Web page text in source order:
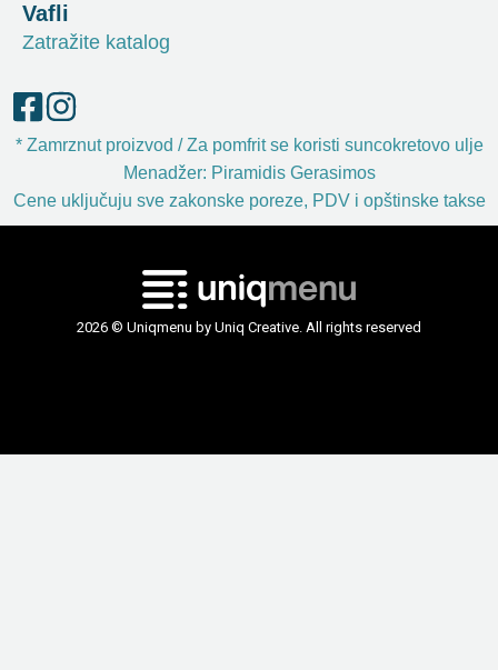
Vafli
Zatražite katalog
* Zamrznut proizvod / Za pomfrit se koristi suncokretovo ulje
Menadžer: Piramidis Gerasimos
Cene uključuju sve zakonske poreze, PDV i opštinske takse
2026 © Uniqmenu by Uniq Creative. All rights reserved